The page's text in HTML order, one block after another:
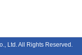
Ltd. All Rights Reserved.